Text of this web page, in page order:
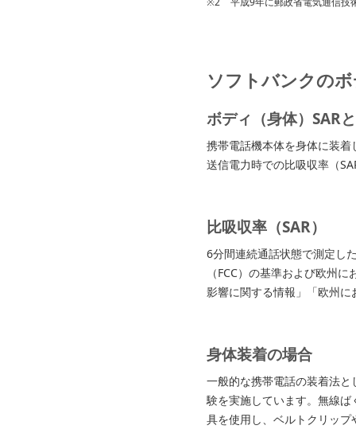
ソフトバンクの
ボディ（身体）SAR
携帯電話機本体を身体に装
送信電力時での比吸収率（
比吸収率（SAR）
6分間連続通話状態で測定し
（FCC）の基準および欧州
影響に関する情報」「欧州
身体装着の場合
一般的な携帯電話の装着法
験を実施しています。無線
具を使用し、ベルトクリッ